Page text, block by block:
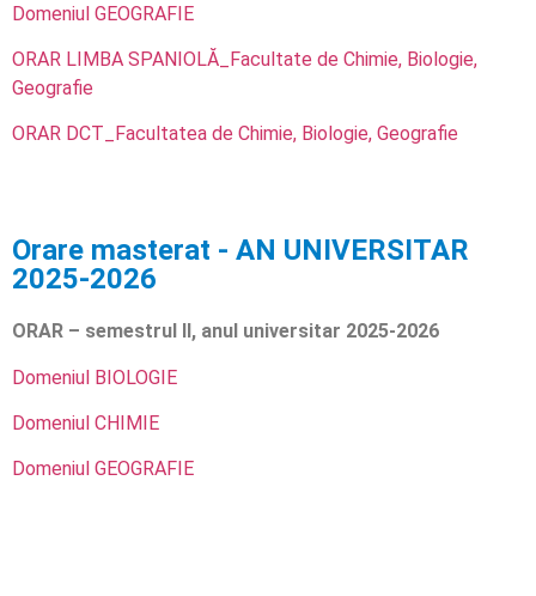
Domeniul GEOGRAFIE
ORAR LIMBA SPANIOLĂ_Facultate de Chimie, Biologie,
Geografie
ORAR DCT_Facultatea de Chimie, Biologie, Geografie
Orare masterat - AN UNIVERSITAR
2025-2026
ORAR – semestrul II, anul universitar 2025-2026
Domeniul BIOLOGIE
Domeniul CHIMIE
Domeniul GEOGRAFIE